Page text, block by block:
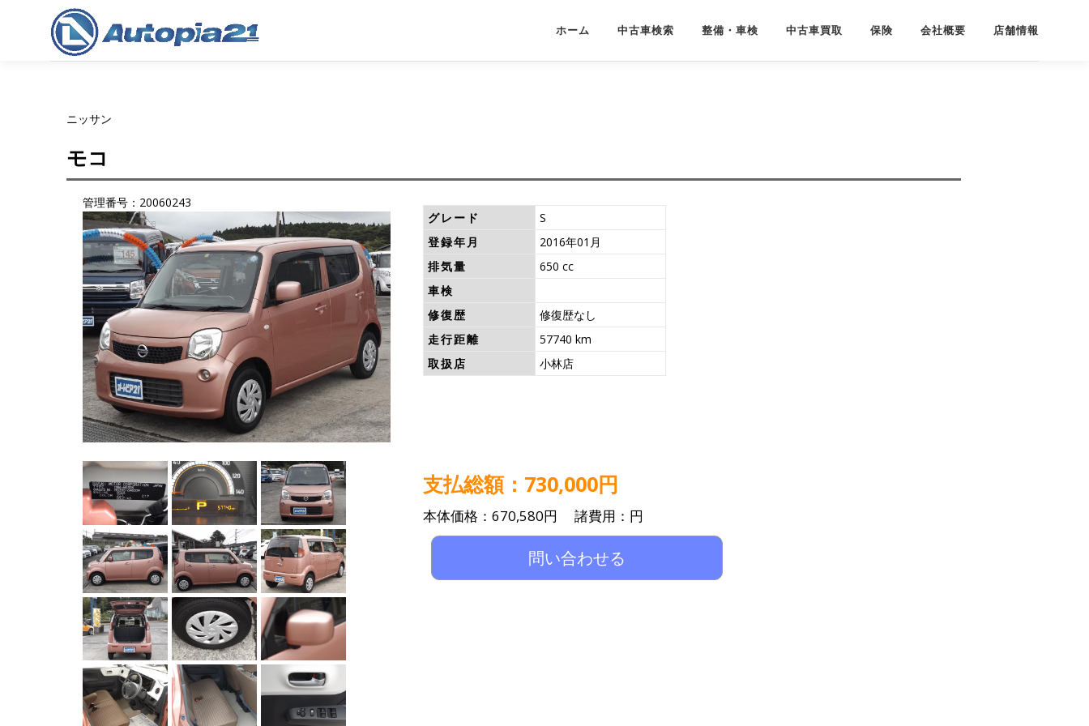
ホーム 中古車検索 整備・車検 中古車買取 保険 会社概要 店舗情報
ニッサン
モコ
管理番号：20060243
グレード
S
登録年月
2016年01月
排気量
650 cc
車検
修復歴
修復歴なし
走行距離
57740 km
取扱店
小林店
支払総額：730,000円
本体価格：670,580円 諸費用：円
問い合わせる